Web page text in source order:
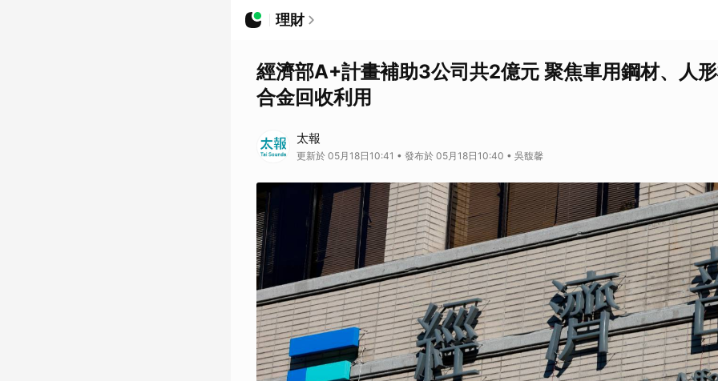
理財
經濟部A+計畫補助3公司共2億元 聚焦車用鋼材、人
合金回收利用
太報
更新於 05月18日10:41 • 發布於 05月18日10:40 • 吳馥馨